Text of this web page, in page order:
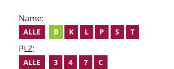
Name:
ALLE B K L P S T
PLZ:
ALLE 3 4 7 C